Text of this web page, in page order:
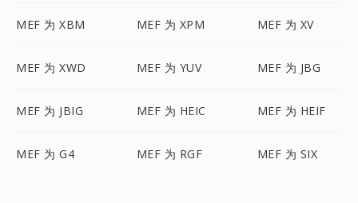
MEF 为 XBM MEF 为 XPM MEF 为 XV
MEF 为 XWD MEF 为 YUV MEF 为 JBG
MEF 为 JBIG MEF 为 HEIC MEF 为 HEIF
MEF 为 G4 MEF 为 RGF MEF 为 SIX